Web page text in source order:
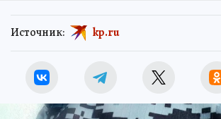
Источник: kp.ru